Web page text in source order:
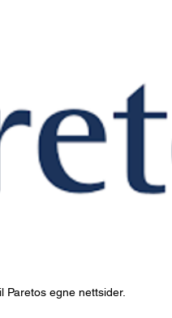
Paretos egne nettsider.